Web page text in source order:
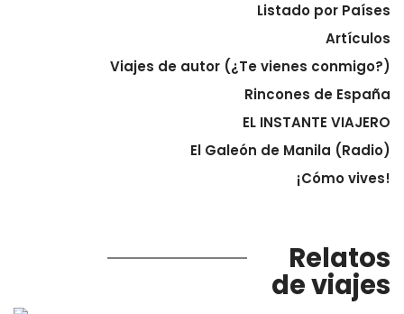
Listado por Países
Artículos
Viajes de autor (¿Te vienes conmigo?)
Rincones de España
EL INSTANTE VIAJERO
El Galeón de Manila (Radio)
¡Cómo vives!
Relatos
de viajes